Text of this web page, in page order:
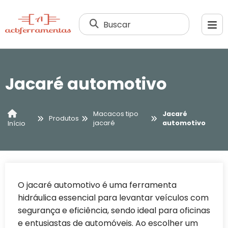
Buscar
Jacaré automotivo
Início
Produtos
Macacos tipo
jacaré
Jacaré
automotivo
O jacaré automotivo é uma ferramenta
hidráulica essencial para levantar veículos com
segurança e eficiência, sendo ideal para oficinas
e entusiastas de automóveis. Ao escolher um